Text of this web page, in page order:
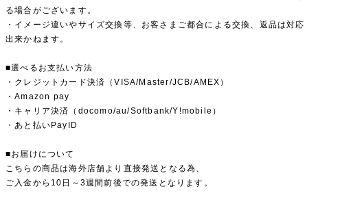
る場合がございます。
・イメージ違いやサイズ交換等、お客さまご都合による交換、返品は対応
出来かねます。
■選べるお支払い方法
・クレジットカード決済（VISA/Master/JCB/AMEX）
・Amazon pay
・キャリア決済（docomo/au/Softbank/Y!mobile）
・あと払いPayID
■お届けについて
こちらの商品は海外店舗より直接発送となる為、
ご入金から10日～3週間前後での発送となります。